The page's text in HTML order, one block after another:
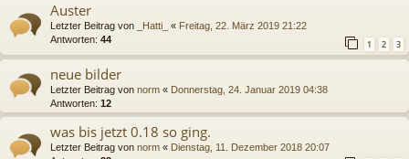
Auster
Letzter Beitrag von _Hatti_ « Freitag, 22. März 2019 21:22
Antworten: 44 1 2 3
neue bilder
Letzter Beitrag von norm « Donnerstag, 24. Januar 2019 04:38
Antworten: 12
was bis jetzt 0.18 so ging.
Letzter Beitrag von norm « Dienstag, 11. Dezember 2018 20:07